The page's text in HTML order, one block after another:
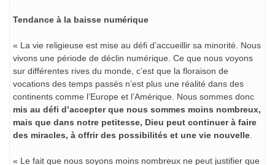
Tendance à la baisse numérique
« La vie religieuse est mise au défi d’accueillir sa minorité. Nous
vivons une période de déclin numérique. Ce que nous voyons
sur différentes rives du monde, c’est que la floraison de
vocations des temps passés n’est plus une réalité dans des
continents comme l’Europe et l’Amérique. Nous sommes donc
mis au défi d’accepter que nous sommes moins nombreux,
mais que dans notre petitesse, Dieu peut continuer à faire
des miracles, à offrir des possibilités et une vie nouvelle
« Le fait que nous soyons moins nombreux ne peut justifier que